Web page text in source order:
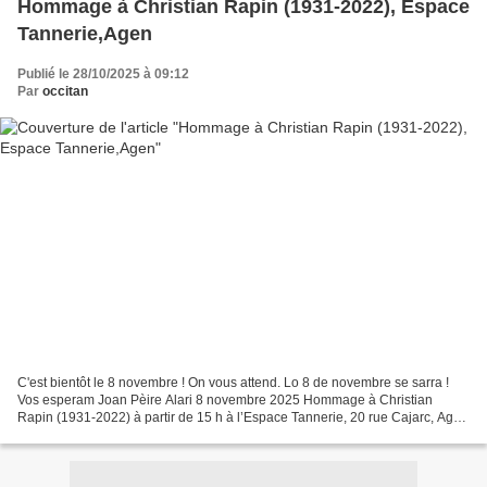
Hommage à Christian Rapin (1931-2022), Espace
Tannerie,Agen
Publié le 28/10/2025 à 09:12
Par occitan
C'est bientôt le 8 novembre ! On vous attend. Lo 8 de novembre se sarra !
Vos esperam Joan Pèire Alari 8 novembre 2025 Hommage à Christian
Rapin (1931-2022) à partir de 15 h à l’Espace Tannerie, 20 rue Cajarc, Agen